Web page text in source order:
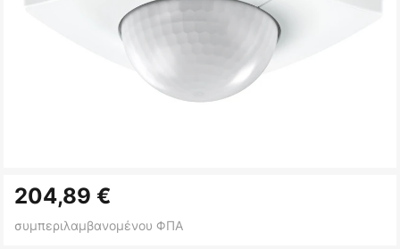
στην
αρχή
204,89 €
συμπεριλαμβανομένου ΦΠΑ